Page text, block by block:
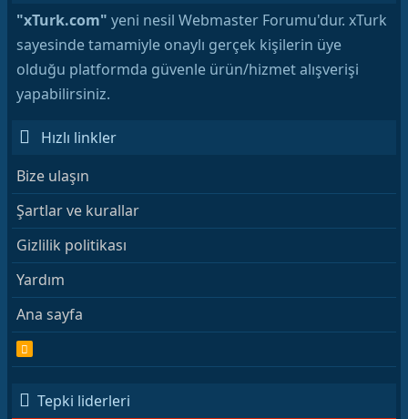
"xTurk.com" yeni nesil Webmaster Forumu'dur. xTurk
sayesinde tamamiyle onaylı gerçek kişilerin üye
olduğu platformda güvenle ürün/hizmet alışverişi
yapabilirsiniz.
Hızlı linkler
Bize ulaşın
Şartlar ve kurallar
Gizlilik politikası
Yardım
Ana sayfa
R
S
Tepki liderleri